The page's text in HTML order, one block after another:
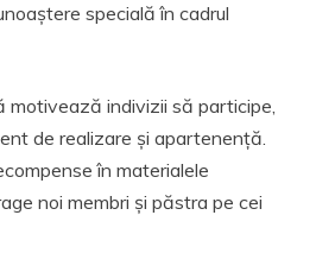
specială în cadrul
motivează indivizii să participe,
de realizare și apartenență.
în materialele
noi membri și păstra pe cei